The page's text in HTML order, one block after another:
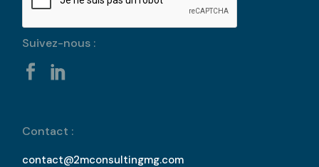
Suivez-nous :
Contact :
contact@2mconsultingmg.com